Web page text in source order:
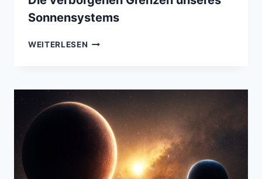
Sonnensystems
WEITERLESEN OORTSCHE
–
DIE
VERBORGENEN
GRENZEN
UNSERES
SONNENSYSTEMS